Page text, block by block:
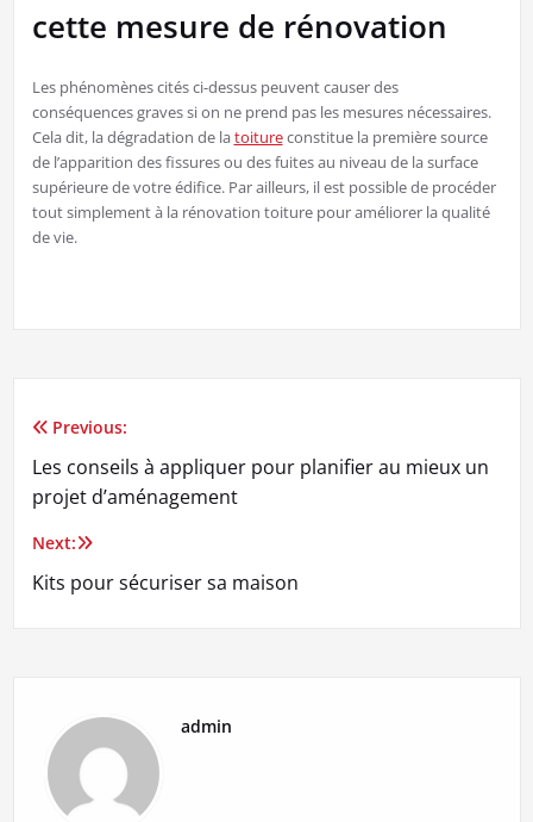
cette mesure de rénovation
Les phénomènes cités ci-dessus peuvent causer des
conséquences graves si on ne prend pas les mesures nécessaires.
Cela dit, la dégradation de latoitureconstitue la première source
de l’apparition des fissures ou des fuites au niveau de la surface
supérieure de votre édifice. Par ailleurs, il est possible de procéder
tout simplement à la rénovation toiture pour améliorer la qualité
de vie.
Navigation
de
l’article
Previous:
Les conseils à appliquer pour planifier au mieux un
projet d’aménagement
Next:
Kits pour sécuriser sa maison
admin